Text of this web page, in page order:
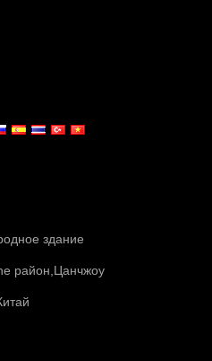
здание
район,Цанчжоу